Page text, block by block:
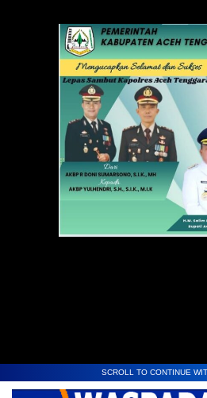
SCROLL TO CONTINUE